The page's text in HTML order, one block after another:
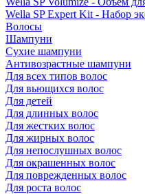
Wella SP Expert Kit - Набор
Волосы
Шампуни
Сухие шампуни
Антивозрастные шампуни
Для всех типов волос
Для вьющихся волос
Для детей
Для длинных волос
Для жестких волос
Для жирных волос
Для непослушных волос
Для окрашенных волос
Для поврежденных волос
Для роста волос